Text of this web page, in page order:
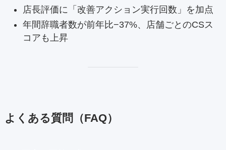
店長評価に「改善アクション実行回数」を加点
年間辞職者数が前年比−37%、店舗ごとのCSス
コアも上昇
よくある質問（FAQ）